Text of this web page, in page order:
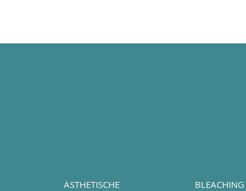
ÄSTHETISCHE
BLEACHING